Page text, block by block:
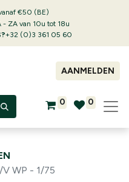
€50 (BE)
- ZA van 10u tot 18u
+32 (0)3 361 05 60
AANMELDEN
0 0
V WP - 1/75